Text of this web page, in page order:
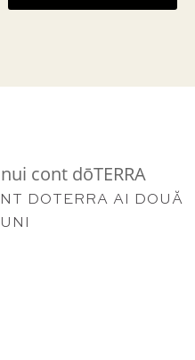
cont dōTERRA
DOTERRA AI DOUĂ